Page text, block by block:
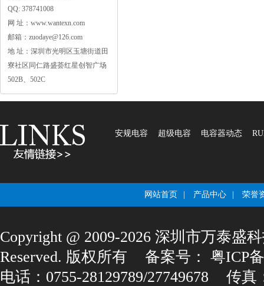
QQ:378741008
网址：www.wantexn.com
邮箱：zuodaye@126.com
地址：深圳市光明区玉塘街道田
寮社区同仁路盛荟红星创智广场
502B、502C
安规电容 超级电容 电容器动态
网站首页 产品中心 荣誉
Copyright@2009-2026深圳市万泰盛
Reserved.版权所有
备案号：
粤ICP
电话：0755-28129789/27749678
传真